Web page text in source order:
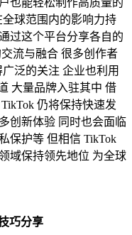
球范围内的影响力持
过这个平台分享各自的
流与融合 很多创作者
泛的关注 企业也利用
大量品牌入驻其中 借
仍将保持快速发
创新体验 同时也会面临
保护等 但相信 TikTok
域保持领先地位 为全球
巧分享